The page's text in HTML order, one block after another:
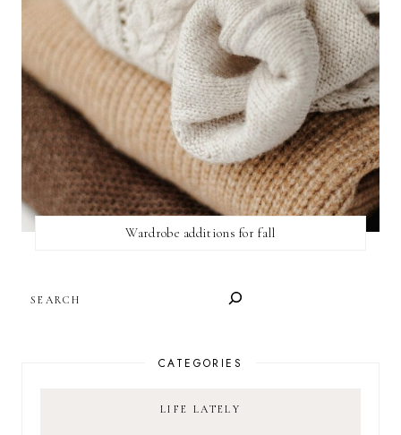
Wardrobe additions for fall
CATEGORIES
LIFE LATELY